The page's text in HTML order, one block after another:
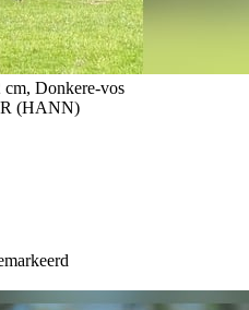
cm, Donkere-vos
(HANN)